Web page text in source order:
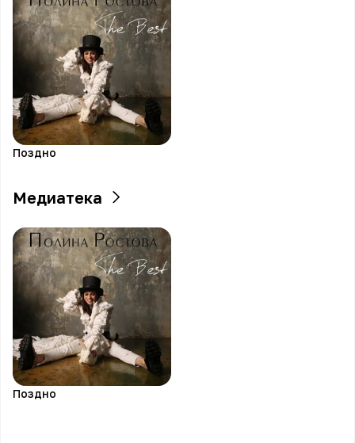
Поздно
Медиатека
Поздно